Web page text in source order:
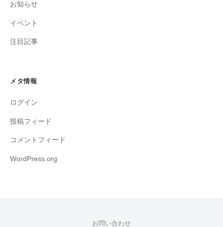
お知らせ
イベント
注目記事
メタ情報
ログイン
投稿フィード
コメントフィード
WordPress.org
お問い合わせ